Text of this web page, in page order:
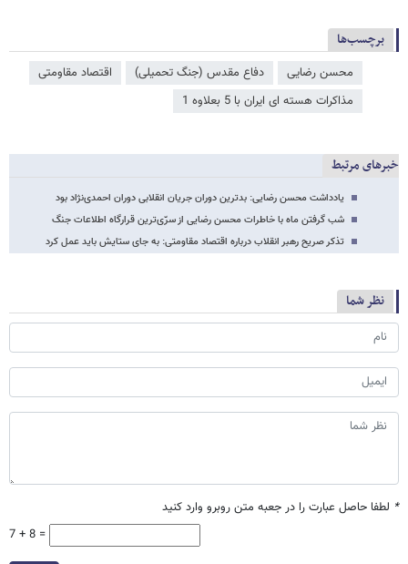
برچسب‌ها
محسن رضایی دفاع مقدس (جنگ تحمیلی)
اقتصاد مقاومتی
مذاکرات هسته ای ایران با 5 بعلاوه 1
خبرهای مرتبط
یادداشت محسن رضایی: بدترین دوران جریان انقلابی دوران احمدی‌نژاد بود
شب گرفتن ماه با خاطرات محسن رضایی از سرّی‌ترین قرارگاه اطلاعات جنگ
تذکر صریح رهبر انقلاب درباره اقتصاد مقاومتی: به جای ستایش باید عمل کرد
نظر شما
* لطفا حاصل عبارت را در جعبه متن روبرو وارد کنید
7 + 8 =